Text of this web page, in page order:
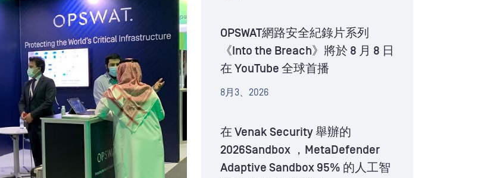
OPSWAT網路安全紀錄片系列
《Into the Breach》將於 8 月 8 日
在 YouTube 全球首播
8月3、2026
在 Venak Security 舉辦的
2026Sandbox ，MetaDefender
Adaptive Sandbox 95% 的人工智